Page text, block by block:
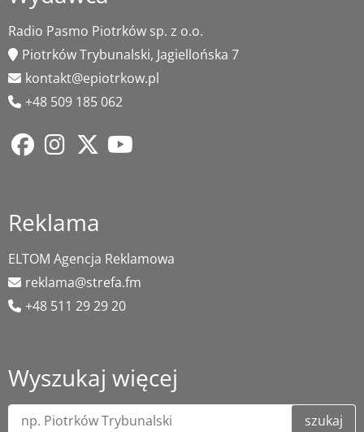
Radio Pasmo Piotrków sp. z o.o.
Piotrków Trybunalski, Jagiellońska 7
kontakt@epiotrkow.pl
+48 509 185 062
Reklama
ELTOM Agencja Reklamowa
reklama@strefa.fm
+48 511 29 29 20
Wyszukaj więcej
szukaj